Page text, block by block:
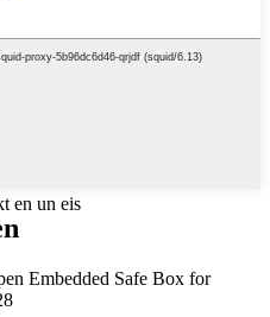
en un eis